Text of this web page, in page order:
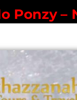
Ponzy –